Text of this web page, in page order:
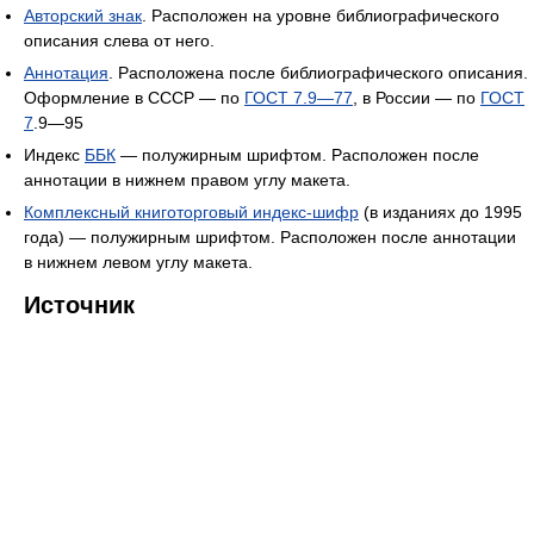
Авторский знак . Расположен на уровне библиографического
описания слева от него.
Аннотация . Расположена после библиографического описания.
Оформление в СССР — по ГОСТ 7.9—77 , в России — по ГОСТ
7 .9—95
Индекс ББК — полужирным шрифтом. Расположен после
аннотации в нижнем правом углу макета.
Комплексный книготорговый индекс-шифр (в изданиях до 1995
года) — полужирным шрифтом. Расположен после аннотации
в нижнем левом углу макета.
Источник